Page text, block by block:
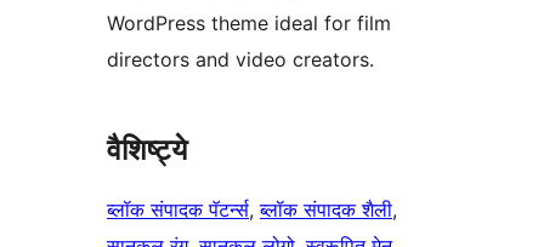
WordPress theme ideal for film
directors and video creators.
वैशिष्ट्ये
ब्लॉक संपादक पॅटर्न्स, ब्लॉक संपादक शैली